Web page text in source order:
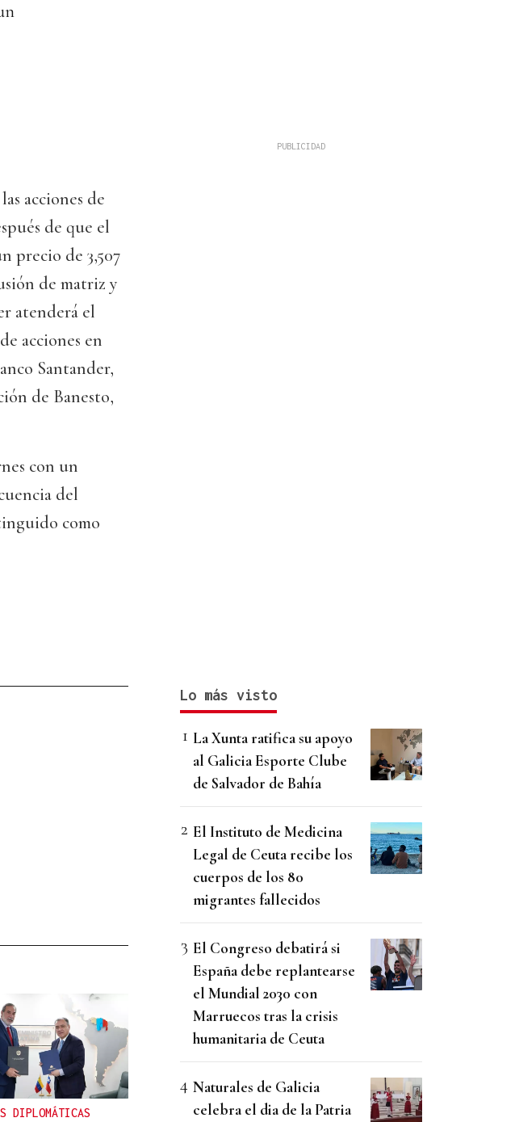
acciones de
de que el
precio de 3,507
de matriz y
atenderá el
acciones en
Santander,
de Banesto,
con un
del
como
DIPLOMÁTICAS
Lo más visto
La Xunta ratifica su apoyo
al Galicia Esporte Clube
de Salvador de Bahía
El Instituto de Medicina
Legal de Ceuta recibe los
cuerpos de los 80
migrantes fallecidos
El Congreso debatirá si
España debe replantearse
el Mundial 2030 con
Marruecos tras la crisis
humanitaria de Ceuta
Naturales de Galicia
celebra el dia de la Patria